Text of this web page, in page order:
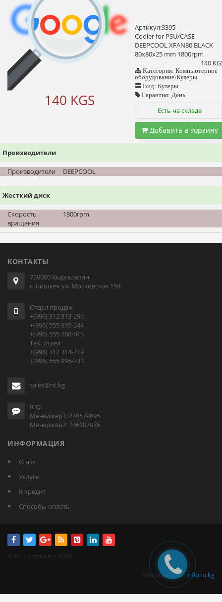
140 KGS
Артикул:3395
Cooler for PSU/CASE
DEEPCOOL XFAN80 BLACK
80x80x25 mm 1800rpm
140
Категория: Компьютерное
оборудование\Кулеры
Вид: Кулеры
Гарантия: День
Есть на складе
Добавить в корзину
Производители
Производители DEEPCOOL
Жесткий диск
Скорость
вращения
1800rpm
КОНТАКТЫ
720000 Кыргызстан
г. Бишкек ул. Московская 159
Отдел продаж
+(996) 312 313-299
+(996) 555 995-244
+(996) 555 766-015
Тех. отдел
+(996) 312 314-719
+(996) 555 995-233
sales@nt.kg
ICQ:
Менеджер1: 248579895
Менеджер2: 746207976
ИНФОРМАЦИЯ
О нас
Услуги
В кредит
Способы оплаты
© NT computers 2026
Изготовлено:inform.kg